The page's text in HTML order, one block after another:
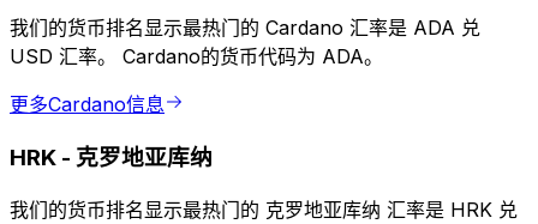
我们的货币排名显示最热门的 Cardano 汇率是 ADA 兑
USD 汇率。 Cardano的货币代码为 ADA。
更多Cardano信息
HRK - 克罗地亚库纳
我们的货币排名显示最热门的 克罗地亚库纳 汇率是 HRK 兑